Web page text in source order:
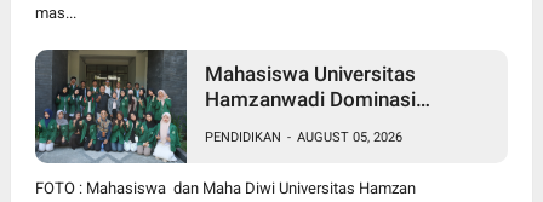
mas...
Mahasiswa Universitas
Hamzanwadi Dominasi
Harumkan NTB di Tingkat
Nasional
PENDIDIKAN - AUGUST 05, 2026
FOTO : Mahasiswa dan Maha Diwi Universitas Hamzan